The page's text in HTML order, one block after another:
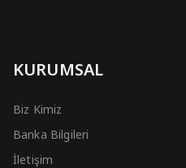
KURUMSAL
Biz Kimiz
Banka Bilgileri
İletişim